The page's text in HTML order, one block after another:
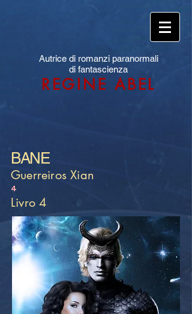
Autrice di romanzi paranormali
di fantascienza
REGINE ABEL
BANE
Guerreiros Xian
4
Livro 4